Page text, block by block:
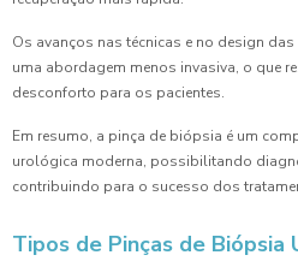
Os avanços nas técnicas e no design
uma abordagem menos invasiva, o que
desconforto para os pacientes.
Em resumo, a pinça de biópsia é um
urológica moderna, possibilitando
contribuindo para o sucesso dos
Tipos de Pinças de